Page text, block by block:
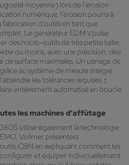
moyenne) lors de l’érosion
numérique, l’érosion pourra à
fabrication d’outils en tant que
Le générateur EDM Vpulse
des micro-outils de très petite taille,
ou moins, avec une précision, des
de surface maximales. Un usinage de
au système de mesure intégré
les tolérances requises ±
entièrement automatisé en boucle
les machines d’affûtage
utilise également la technologie
Vollmer présentera
CBN en expliquant comment les
et équiper individuellement